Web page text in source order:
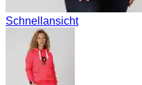
Schnellansicht